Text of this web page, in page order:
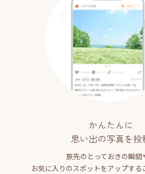
かんたんに
思い出の写真を投
旅先のとっておきの瞬間
お気に入りのスポットをアップする